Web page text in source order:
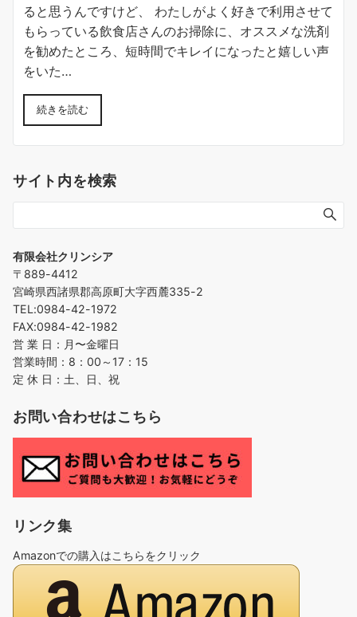
ると思うんですけど、 わたしがよく好きで利用させて
もらっている飲食店さんのお掃除に、オススメな洗剤
を勧めたところ、短時間でキレイになったと嬉しい声
をいた…
続きを読む
サイト内を検索
有限会社クリンシア
〒889-4412
宮崎県西諸県郡高原町大字西麓335-2
TEL:0984-42-1972
FAX:0984-42-1982
営 業 日：月〜金曜日
営業時間：8：00～17：15
定 休 日：土、日、祝
お問い合わせはこちら
リンク集
Amazonでの購入はこちらをクリック